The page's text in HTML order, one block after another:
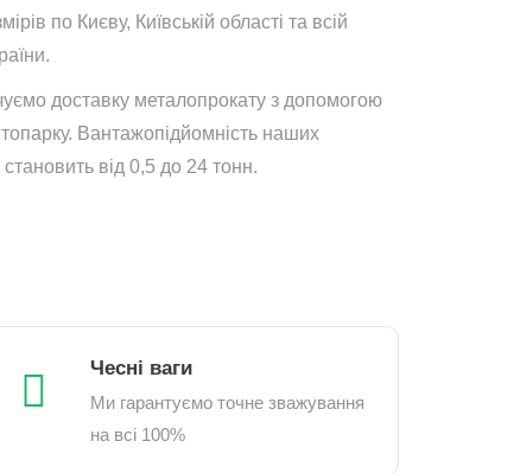
по Києву, Київській області та всій
доставку металопрокату з допомогою
Вантажопідйомність наших
становить від 0,5 до 24 тонн.
Чесні ваги
Ми гарантуємо точне зважування
на всі 100%